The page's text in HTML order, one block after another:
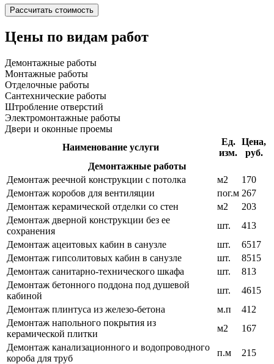
Цены по видам работ
Демонтажные работы
Монтажные работы
Отделочные работы
Сантехнические работы
Штробление отверстий
Электромонтажные работы
Двери и оконные проемы
Наименование услуги
Ед.
изм.
Цена,
руб.
Демонтажные работы
Демонтаж реечной конструкции с потолка
м2
170
Демонтаж коробов для вентиляции
пог.м 267
Демонтаж керамической отделки со стен
м2
203
Демонтаж дверной конструкции без ее
сохранения
шт.
413
Демонтаж ацеитовых кабин в санузле
шт.
6517
Демонтаж гипсолитовых кабин в санузле
шт.
8515
Демонтаж санитарно-технического шкафа
шт.
813
Демонтаж бетонного поддона под душевой
кабиной
шт.
4615
Демонтаж плинтуса из железо-бетона
м.п
412
Демонтаж напольного покрытия из
керамической плитки
м2
167
Демонтаж канализационного и водопроводного
короба для труб
п.м
215